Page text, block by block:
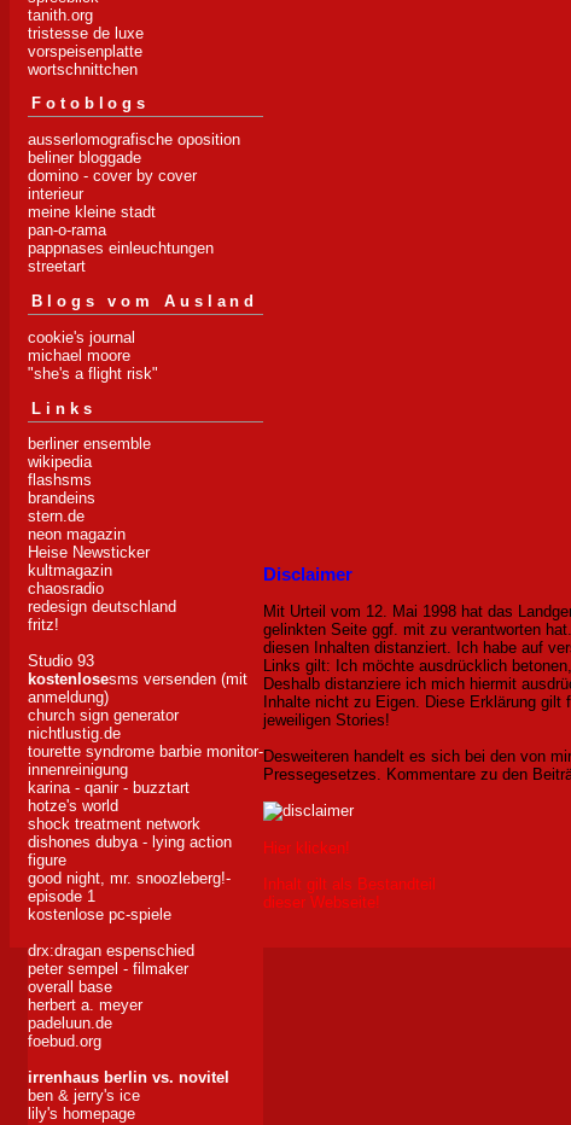
tanith.org
tristesse de luxe
vorspeisenplatte
wortschnittchen
Fotoblogs
ausserlomografische oposition
beliner bloggade
domino - cover by cover
interieur
meine kleine stadt
pan-o-rama
pappnases einleuchtungen
streetart
Blogs vom Ausland
cookie's journal
michael moore
"she's a flight risk"
Links
berliner ensemble
wikipedia
flashsms
brandeins
stern.de
neon magazin
Heise Newsticker
kultmagazin
chaosradio
redesign deutschland
fritz!
Studio 93
kostenlosesms versenden (mit
anmeldung)
church sign generator
nichtlustig.de
tourette syndrome barbie monitor-
innenreinigung
karina - qanir - buzztart
hotze's world
shock treatment network
dishones dubya - lying action
figure
good night, mr. snoozleberg!-
episode 1
kostenlose pc-spiele
drx:dragan espenschied
peter sempel - filmaker
overall base
herbert a. meyer
padeluun.de
foebud.org
irrenhaus berlin vs. novitel
ben & jerry's ice
lily's homepage
Disclaimer
Mit Urteil vom 12. Mai 1998 hat das
gelinkten Seite ggf. mit zu verantworten
diesen Inhalten distanziert. Ich habe auf
Links gilt: Ich möchte ausdrücklich
Deshalb distanziere ich mich hiermit
Inhalte nicht zu Eigen. Diese Erklärung gilt
jeweiligen Stories!
Desweiteren handelt es sich bei den von
Pressegesetzes. Kommentare zu den
Hier klicken!
Inhalt gilt als Bestandteil
dieser Webseite!